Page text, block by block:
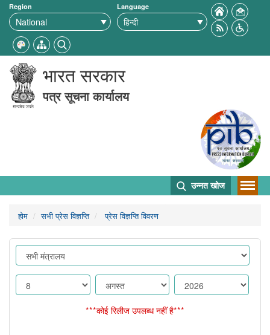
Region Language
भारत सरकार
पत्र सूचना कार्यालय
उन्नत खोज
होम सभी प्रेस विज्ञप्ति प्रेस विज्ञप्ति विवरण
***कोई रिलीज उपलब्ध नहीं है***